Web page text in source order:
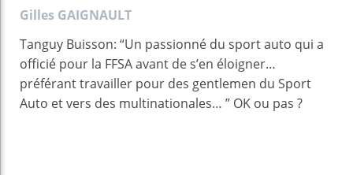
Gilles GAIGNAULT
Tanguy Buisson: “Un passionné du sport auto qui a
officié pour la FFSA avant de s’en éloigner…
préférant travailler pour des gentlemen du Sport
Auto et vers des multinationales… ” OK ou pas ?